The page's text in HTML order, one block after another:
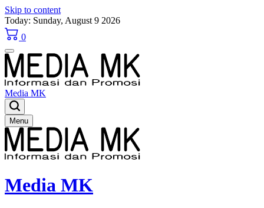
Skip to content
Today: Sunday, August 9 2026
0
Media MK
Menu
Media MK